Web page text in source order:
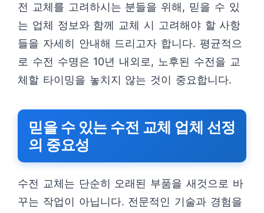
전 교체를 고려하시는 분들을 위해, 믿을 수 있
는 업체 정보와 함께 교체 시 고려해야 할 사항
들을 자세히 안내해 드리고자 합니다. 평균적으
로 수전 수명은 10년 내외로, 노후된 수전을 교
체할 타이밍을 놓치지 않는 것이 중요합니다.
믿을 수 있는 수전 교체 업체 선정
의 중요성
수전 교체는 단순히 오래된 부품을 새것으로 바
꾸는 작업이 아닙니다. 전문적인 기술과 경험을